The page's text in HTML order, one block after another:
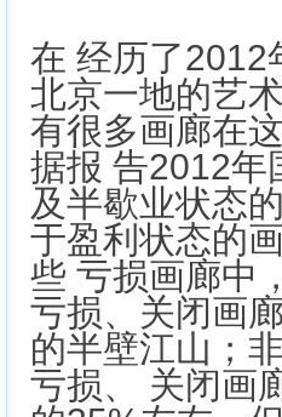
在 经历了2012
北京一地的艺
有很多画廊在
据报 告2012年
及半歇业状态
于盈利状态的
些 亏损画廊中
亏损、关闭画
的半壁江山；
亏损、 关闭画